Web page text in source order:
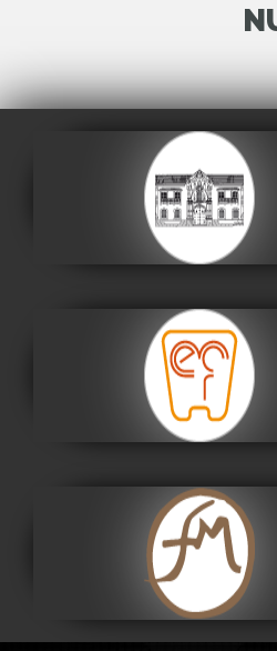
Casa de la
Visitar
Museo
Etnografía y
Visitar
Museo
Montes